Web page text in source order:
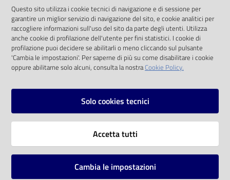
Eventi
Chiedi al
bibliotecario
Avvisi
solo alle condizioni previste dalla direttiva
comunitaria 2003/98/CE e dal d.lgs. 36/2006
SOCIAL
Instagram
Vai alla pagina
Questo sito utilizza i cookie tecnici di navigazione e di sessione per
garantire un miglior servizio di navigazione del sito, e cookie analitici per
raccogliere informazioni sull'uso del sito da parte degli utenti. Utilizza
anche cookie di profilazione dell'utente per fini statistici. I cookie di
profilazione puoi decidere se abilitarli o meno cliccando sul pulsante
'Cambia le impostazioni'. Per saperne di più su come disabilitare i cookie
oppure abilitarne solo alcuni, consulta la nostraCookie Policy.
Solo cookies tecnici
Accetta tutti
Cambia le impostazioni